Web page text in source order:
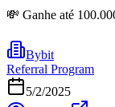
💸 Ganhe até
Bybit
Referral Program
5/2/2025